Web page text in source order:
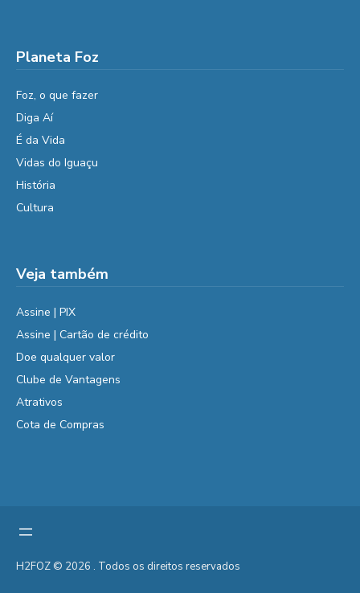
Planeta Foz
Foz, o que fazer
Diga Aí
É da Vida
Vidas do Iguaçu
História
Cultura
Veja também
Assine | PIX
Assine | Cartão de crédito
Doe qualquer valor
Clube de Vantagens
Atrativos
Cota de Compras
H2FOZ © 2026 . Todos os direitos reservados